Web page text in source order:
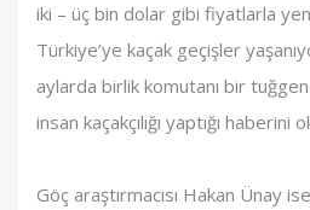
iki – üç bin dolar gibi fiyatlarla
Türkiye’ye kaçak geçişler
aylarda birlik komutanı bir
insan kaçakçılığı yaptığı haberini
Göç araştırmacısı Hakan Ünay